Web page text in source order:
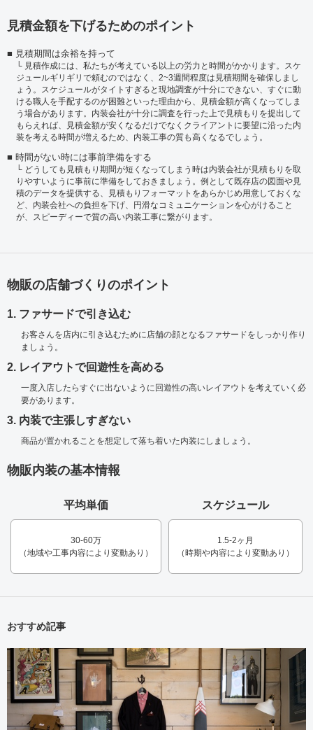
見積金額を下げるためのポイント
見積期間は余裕を持って
見積作成には、私たちが考えている以上の労力と時間がかかります。スケ
ジュールギリギリで頼むのではなく、2~3週間程度は見積期間を確保しまし
ょう。スケジュールがタイトすぎると現地調査が十分にできない、すぐに動
ける職人を手配するのが困難といった理由から、見積金額が高くなってしま
う場合があります。内装会社が十分に調査を行った上で見積もりを提出して
もらえれば、見積金額が安くなるだけでなくクライアントに要望に沿った内
装を考える時間が増えるため、内装工事の質も高くなるでしょう。
時間がない時には事前準備をする
どうしても見積もり期間が短くなってしまう時は内装会社が見積もりを取
りやすいように事前に準備をしておきましょう。例として既存店の図面や見
積のデータを提供する、見積もりフォーマットをあらかじめ用意しておくな
ど、内装会社への負担を下げ、円滑なコミュニケーションを心がけること
が、スピーディーで質の高い内装工事に繋がります。
物販の店舗づくりのポイント
1. ファサードで引き込む
お客さんを店内に引き込むために店舗の顔となるファサードをしっかり作り
ましょう。
2. レイアウトで回遊性を高める
一度入店したらすぐに出ないように回遊性の高いレイアウトを考えていく必
要があります。
3. 内装で主張しすぎない
商品が置かれることを想定して落ち着いた内装にしましょう。
物販内装の基本情報
平均単価
30-60万
（地域や工事内容により変動あり）
スケジュール
1.5-2ヶ月
（時期や内容により変動あり）
おすすめ記事